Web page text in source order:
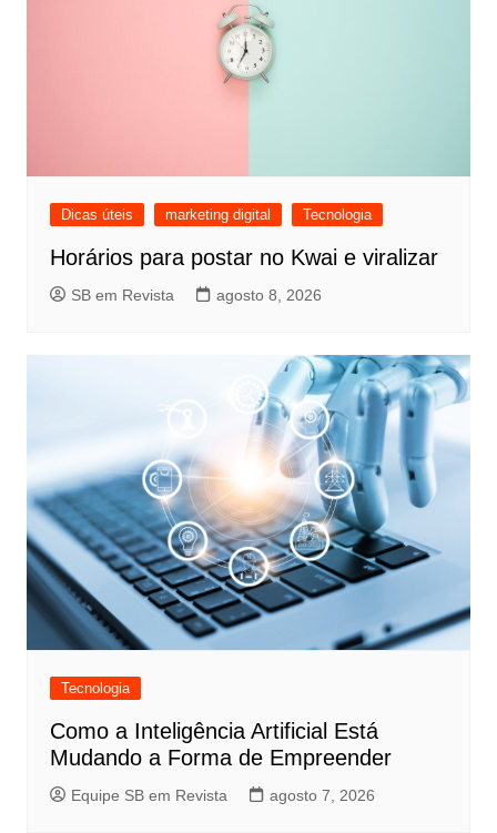
Dicas úteis marketing digital Tecnologia
Horários para postar no Kwai e viralizar
SB em Revista agosto 8, 2026
Tecnologia
Como a Inteligência Artificial Está
Mudando a Forma de Empreender
Equipe SB em Revista agosto 7, 2026